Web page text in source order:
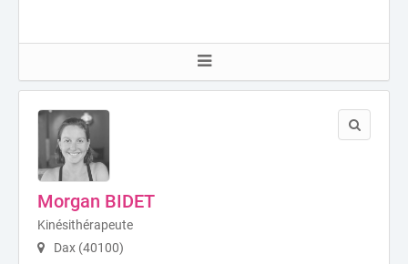
Morgan BIDET
Kinésithérapeute
Dax (40100)